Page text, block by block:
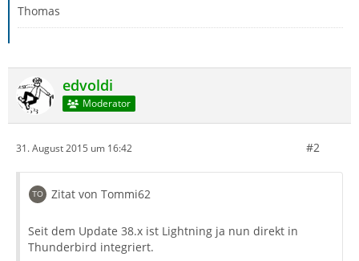
Thomas
edvoldi
Moderator
31. August 2015 um 16:42 #2
Zitat von Tommi62
Seit dem Update 38.x ist Lightning ja nun direkt in
Thunderbird integriert.